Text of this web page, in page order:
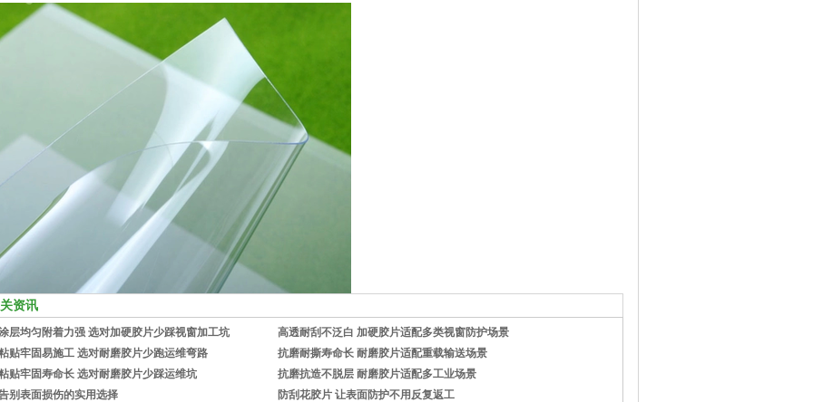
资讯
层均匀附着力强 选对加硬胶片少踩视窗加工坑
高透耐刮不泛白 加硬胶片适配多类视窗防护场景
贴牢固易施工 选对耐磨胶片少跑运维弯路
抗磨耐撕寿命长 耐磨胶片适配重载输送场景
贴牢固寿命长 选对耐磨胶片少踩运维坑
抗磨抗造不脱层 耐磨胶片适配多工业场景
别表面损伤的实用选择
防刮花胶片 让表面防护不用反复返工